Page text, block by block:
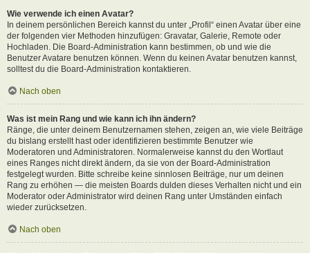
Wie verwende ich einen Avatar?
In deinem persönlichen Bereich kannst du unter „Profil“ einen Avatar über eine
der folgenden vier Methoden hinzufügen: Gravatar, Galerie, Remote oder
Hochladen. Die Board-Administration kann bestimmen, ob und wie die
Benutzer Avatare benutzen können. Wenn du keinen Avatar benutzen kannst,
solltest du die Board-Administration kontaktieren.
Nach oben
Was ist mein Rang und wie kann ich ihn ändern?
Ränge, die unter deinem Benutzernamen stehen, zeigen an, wie viele Beiträge
du bislang erstellt hast oder identifizieren bestimmte Benutzer wie
Moderatoren und Administratoren. Normalerweise kannst du den Wortlaut
eines Ranges nicht direkt ändern, da sie von der Board-Administration
festgelegt wurden. Bitte schreibe keine sinnlosen Beiträge, nur um deinen
Rang zu erhöhen — die meisten Boards dulden dieses Verhalten nicht und ein
Moderator oder Administrator wird deinen Rang unter Umständen einfach
wieder zurücksetzen.
Nach oben